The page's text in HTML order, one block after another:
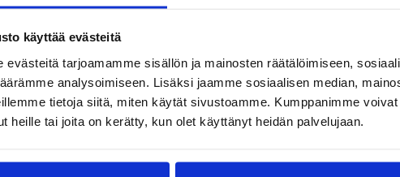
käyttää evästeitä
evästeitä tarjoamamme sisällön ja mainosten räätälöimiseen,
analysoimiseen. Lisäksi jaamme sosiaalisen median,
tietoja siitä, miten käytät sivustoamme. Kumppanimme
heille tai joita on kerätty, kun olet käyttänyt heidän palvelujaan.